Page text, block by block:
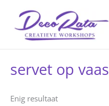
servet op vaas
Enig resultaat